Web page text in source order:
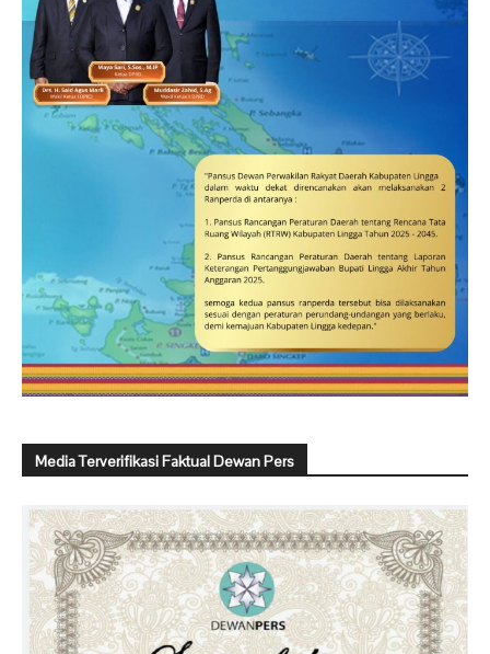
Media Terverifikasi Faktual Dewan Pers